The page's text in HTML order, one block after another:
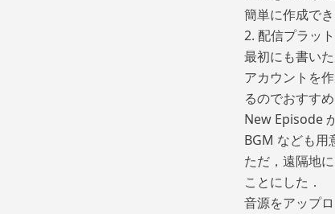
簡単に作成で
2. 配信プラッ
最初にも書い
アカウントを
るのでおすすめ
New Episode
BGM なども用
ただ，遠隔地
ことにした．
音源をアップ